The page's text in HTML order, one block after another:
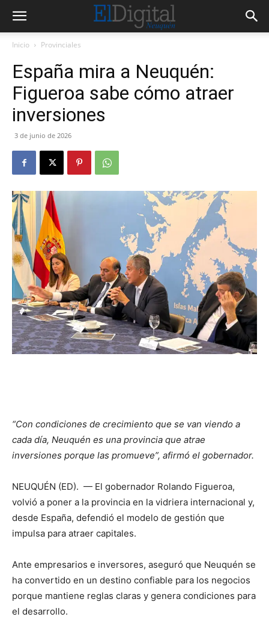
Inicio Provinciales
España mira a Neuquén:
Figueroa sabe cómo atraer
inversiones
3 de junio de 2026
“Con condiciones de crecimiento que se van viendo a
cada día, Neuquén es una provincia que atrae
inversiones porque las promueve”, afirmó el gobernador.
NEUQUÉN (ED). — El gobernador Rolando Figueroa,
volvió a poner a la provincia en la vidriera internacional y,
desde España, defendió el modelo de gestión que
impulsa para atraer capitales.
Ante empresarios e inversores, aseguró que Neuquén se
ha convertido en un destino confiable para los negocios
porque mantiene reglas claras y genera condiciones para
el desarrollo.